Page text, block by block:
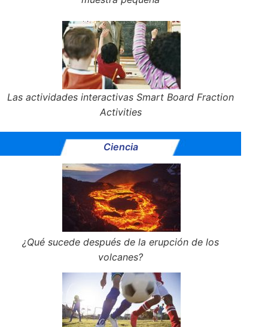
Las actividades interactivas Smart Board Fraction
Activities
Ciencia
¿Qué sucede después de la erupción de los
volcanes?